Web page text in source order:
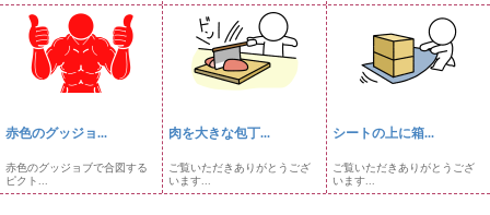
赤色のグッジョ...
赤色のグッジョブで合図する
ピクト...
肉を大きな包丁...
ご覧いただきありがとうござ
います...
シートの上に箱...
ご覧いただきありがとうござ
います...